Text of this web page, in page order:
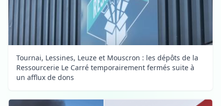
Tournai, Lessines, Leuze et Mouscron : les dépôts de la
Ressourcerie Le Carré temporairement fermés suite à
un afflux de dons